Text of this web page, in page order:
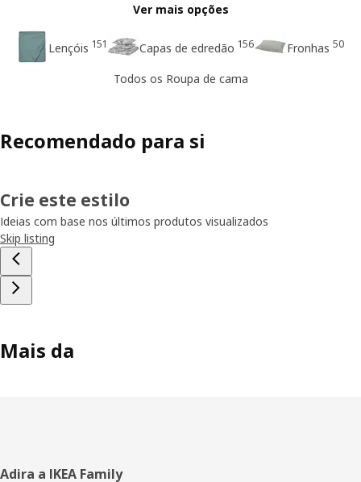
Ver mais opções
Lençóis 151 Capas de edredão 156 Fronhas 50
Todos os Roupa de cama
Recomendado para si
Crie este estilo
Ideias com base nos últimos produtos visualizados
Skip listing
Mais da
Rodapé
Adira a IKEA Family